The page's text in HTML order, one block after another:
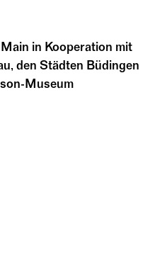
in Kooperation mit
den Städten Büdingen
Museum